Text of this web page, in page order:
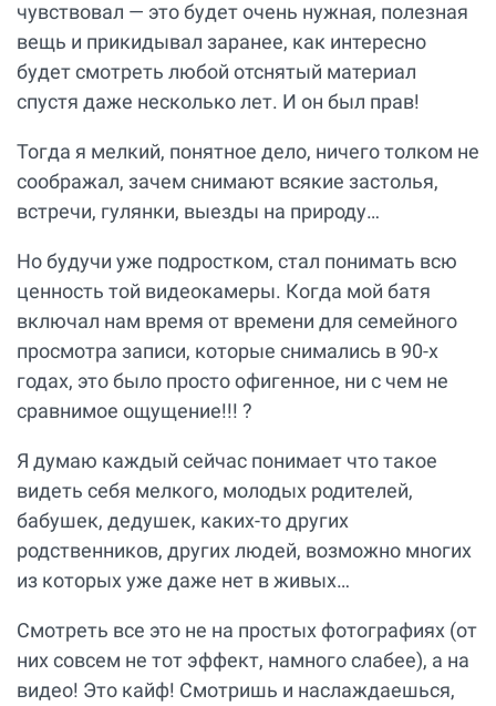
чувствовал — это будет очень нужная, полезная
вещь и прикидывал заранее, как интересно
будет смотреть любой отснятый материал
спустя даже несколько лет. И он был прав!
Тогда я мелкий, понятное дело, ничего толком не
соображал, зачем снимают всякие застолья,
встречи, гулянки, выезды на природу…
Но будучи уже подростком, стал понимать всю
ценность той видеокамеры. Когда мой батя
включал нам время от времени для семейного
просмотра записи, которые снимались в 90-х
годах, это было просто офигенное, ни с чем не
сравнимое ощущение!!! ?
Я думаю каждый сейчас понимает что такое
видеть себя мелкого, молодых родителей,
бабушек, дедушек, каких-то других
родственников, других людей, возможно многих
из которых уже даже нет в живых…
Смотреть все это не на простых фотографиях (от
них совсем не тот эффект, намного слабее), а на
видео! Это кайф! Смотришь и наслаждаешься,